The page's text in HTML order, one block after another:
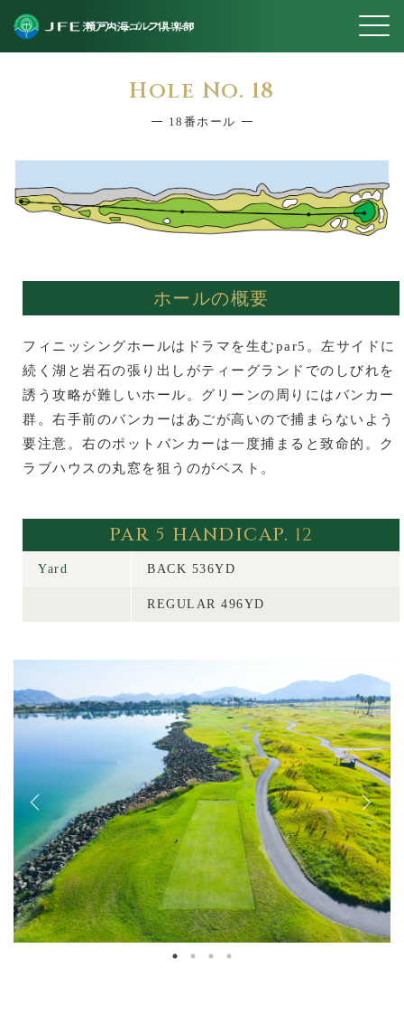
Hole No. 18
18番ホール
ホールの概要
フィニッシングホールはドラマを生むpar5。左サイドに
続く湖と岩石の張り出しがティーグランドでのしびれを
誘う攻略が難しいホール。グリーンの周りにはバンカー
群。右手前のバンカーはあごが高いので捕まらないよう
要注意。右のポットバンカーは一度捕まると致命的。ク
ラブハウスの丸窓を狙うのがベスト。
PAR 5 HANDICAP. 12
Yard BACK 536YD
REGULAR496YD